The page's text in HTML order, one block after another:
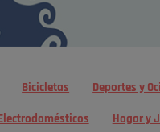
Bicicletas Deportes y
Electrodomésticos Hogar y